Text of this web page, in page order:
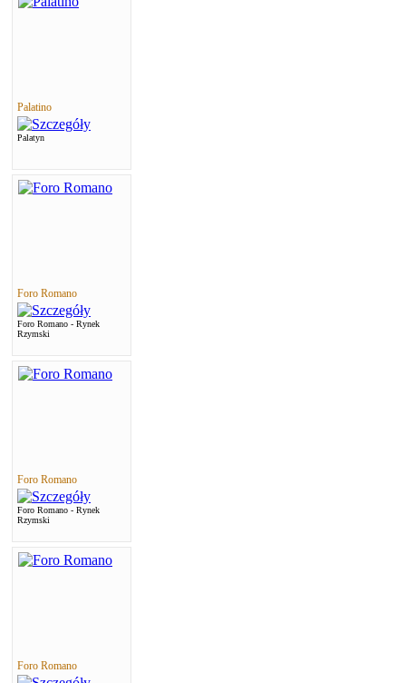
Palatino
Palatyn
Foro Romano
Foro Romano - Rynek
Rzymski
Foro Romano
Foro Romano - Rynek
Rzymski
Foro Romano